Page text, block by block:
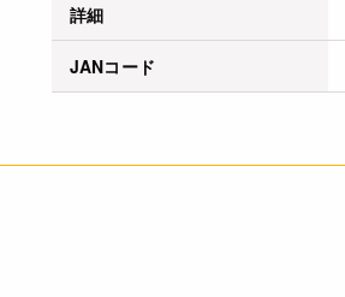
詳細
JANコード